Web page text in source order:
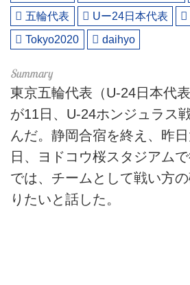
五輪代表
Uー24日本代表
Tokyo2020
daihyo
東京五輪代表（U-24日本代
が11日、U-24ホンジュラス
んだ。静岡合宿を終え、昨
日、ヨドコウ桜スタジアム
では、チームとして戦い方
りたいと話した。